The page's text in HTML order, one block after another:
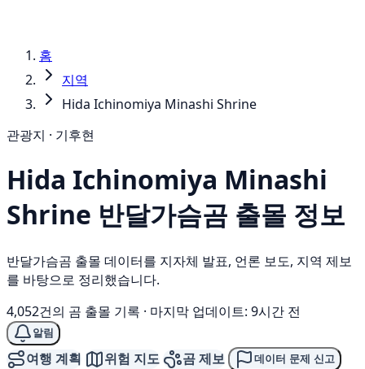
홈
지역
Hida Ichinomiya Minashi Shrine
관광지 · 기후현
Hida Ichinomiya Minashi
Shrine 반달가슴곰 출몰 정보
반달가슴곰 출몰 데이터를 지자체 발표, 언론 보도, 지역 제보
를 바탕으로 정리했습니다.
4,052건의 곰 출몰 기록 · 마지막 업데이트: 9시간 전
알림
여행 계획 위험 지도 곰 제보 데이터 문제 신고